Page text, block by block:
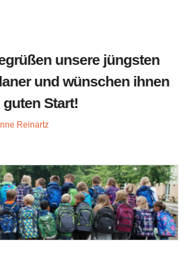
unsere jüngsten
und wünschen ihnen
guten Start!
Reinartz